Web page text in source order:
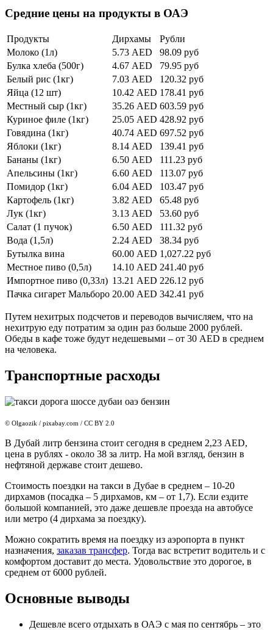
Средние цены на продукты в ОАЭ
Продукты Дирхамы
Рубли
Молоко (1л)
5.73 AED
98.09 руб
Булка хлеба (500г)
4.67 AED
79.95 руб
Белый рис (1кг)
7.03 AED
120.32 руб
Яйца (12 шт)
10.42 AED 178.41 руб
Местный сыр (1кг)
35.26 AED 603.59 руб
Куриное филе (1кг)
25.05 AED 428.92 руб
Говядина (1кг)
40.74 AED 697.52 руб
Яблоки (1кг)
8.14 AED
139.41 руб
Бананы (1кг)
6.50 AED
111.23 руб
Апельсины (1кг)
6.60 AED
113.07 руб
Помидор (1кг)
6.04 AED
103.47 руб
Картофель (1кг)
3.82 AED
65.48 руб
Лук (1кг)
3.13 AED
53.60 руб
Салат (1 пучок)
6.50 AED
111.32 руб
Вода (1,5л)
2.24 AED
38.34 руб
Бутылка вина
60.00 AED 1,027.22 руб
Местное пиво (0,5л)
14.10 AED 241.40 руб
Импортное пиво (0,33л) 13.21 AED 226.12 руб
Пачка сигарет Мальборо 20.00 AED 342.41 руб
Путем нехитрых подсчетов и переводов вычисляем, что на
нехитрую еду потратим за один раз больше 2000 рублей.
Обеды в кафе тоже будут недешевыми – от 30 AED в среднем
на человека.
Транспортные расходы
© Olgaozik / pixabay.com / CC BY 2.0
В Дубай литр бензина стоит сегодня в среднем 2,23 AED,
цена в рублях - около 38 за литр. На мой взгляд, бензин в
нефтяной державе стоит дешево.
Стоимость поездки на такси в Дубае в среднем – 10-20
дирхамов (посадка – 5 дирхамов, км – от 1,7). Если ездите
большой компанией, это даже дешевле проезда на автобусе
или метро (4 дирхама за поездку).
Можно сократить время на поездку из аэропорта в пункт
назначения, заказав трансфер. Тогда вас встретит водитель и с
комфортом доставит до места. Удовольствие это дорогое, в
среднем от 6000 рублей.
Основные выводы
Дешевле всего отдыхать в ОАЭ с мая по сентябрь – это